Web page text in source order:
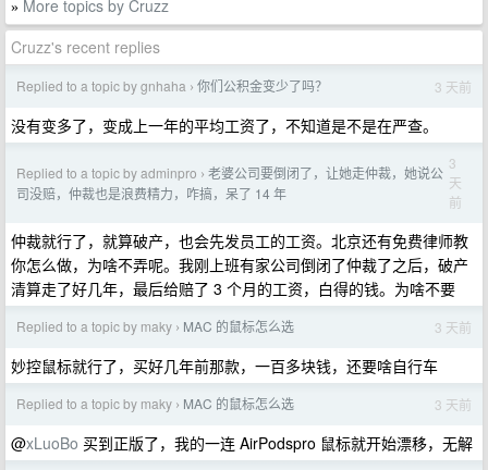
» More topics by Cruzz
Cruzz's recent replies
Replied to a topic by gnhaha › 你们公积金变少了吗？ 3 天前
没有变多了，变成上一年的平均工资了，不知道是不是在严查。
Replied to a topic by adminpro › 老婆公司要倒闭了，让她走仲裁，她说公
司没赔，仲裁也是浪费精力，咋搞，呆了 14 年
3
天
前
仲裁就行了，就算破产，也会先发员工的工资。北京还有免费律师教
你怎么做，为啥不弄呢。我刚上班有家公司倒闭了仲裁了之后，破产
清算走了好几年，最后给赔了 3 个月的工资，白得的钱。为啥不要
Replied to a topic by maky › MAC 的鼠标怎么选 3 天前
妙控鼠标就行了，买好几年前那款，一百多块钱，还要啥自行车
Replied to a topic by maky › MAC 的鼠标怎么选 3 天前
@xLuoBo 买到正版了，我的一连 AirPodspro 鼠标就开始漂移，无解